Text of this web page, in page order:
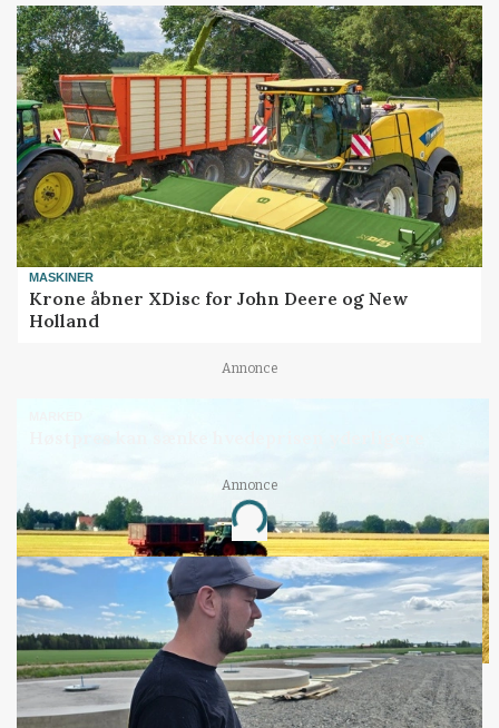
MASKINER
Krone åbner XDisc for John Deere og New
Holland
Annonce
Annonce
Loading...